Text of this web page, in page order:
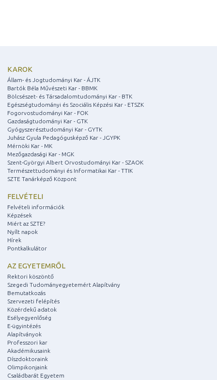
KAROK
Állam- és Jogtudományi Kar - ÁJTK
Bartók Béla Művészeti Kar - BBMK
Bölcsészet- és Társadalomtudományi Kar - BTK
Egészségtudományi és Szociális Képzési Kar - ETSZK
Fogorvostudományi Kar - FOK
Gazdaságtudományi Kar - GTK
Gyógyszerésztudományi Kar - GYTK
Juhász Gyula Pedagógusképző Kar - JGYPK
Mérnöki Kar - MK
Mezőgazdasági Kar - MGK
Szent-Györgyi Albert Orvostudományi Kar - SZAOK
Természettudományi és Informatikai Kar - TTIK
SZTE Tanárképző Központ
FELVÉTELI
Felvételi információk
Képzések
Miért az SZTE?
Nyílt napok
Hírek
Pontkalkulátor
AZ EGYETEMRŐL
Rektori köszöntő
Szegedi Tudományegyetemért Alapítvány
Bemutatkozás
Szervezeti felépítés
Közérdekű adatok
Esélyegyenlőség
E-ügyintézés
Alapítványok
Professzori kar
Akadémikusaink
Díszdoktoraink
Olimpikonjaink
Családbarát Egyetem